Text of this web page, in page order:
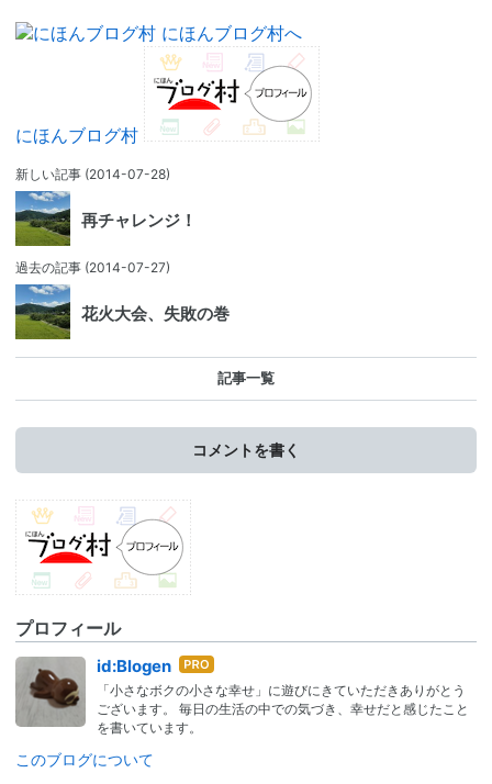
にほんブログ村
新しい記事 (2014-07-28)
再チャレンジ！
過去の記事 (2014-07-27)
花火大会、失敗の巻
記事一覧
コメントを書く
プロフィール
id:Blogen はて
なブ
ログ
Pro
「小さなボクの小さな幸せ」に遊びにきていただきありがとう
ございます。 毎日の生活の中での気づき、幸せだと感じたこと
を書いています。
このブログについて